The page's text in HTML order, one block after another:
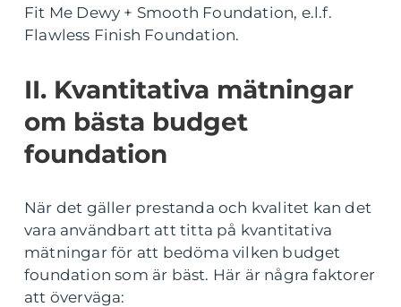
Fit Me Dewy + Smooth Foundation, e.l.f.
Flawless Finish Foundation.
II. Kvantitativa mätningar
om bästa budget
foundation
När det gäller prestanda och kvalitet kan det
vara användbart att titta på kvantitativa
mätningar för att bedöma vilken budget
foundation som är bäst. Här är några faktorer
att överväga: